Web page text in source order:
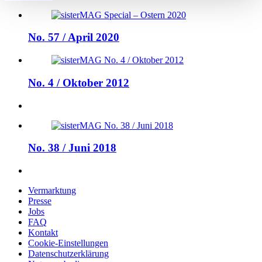
No. 57 / April 2020
No. 4 / Oktober 2012
No. 38 / Juni 2018
Vermarktung
Presse
Jobs
FAQ
Kontakt
Cookie-Einstellungen
Datenschutzerklärung